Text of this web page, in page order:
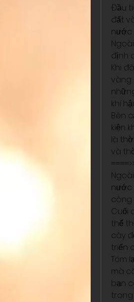
Đầu
đất
nước
định
Khi
vàng
khí
Bên
kiện
là
và
nước
công
Cuối
thể
cây
triển
Tóm
mà
bạn
trong